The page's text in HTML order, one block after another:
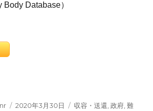
Body Database）
投
2020年3月30日
カ
収容・送還 ,政府 ,難